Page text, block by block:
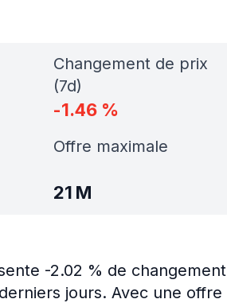
Changement de prix
(7d)
-1.46 %
Offre maximale
21 M
-2.02 % de changement
jours. Avec une offre